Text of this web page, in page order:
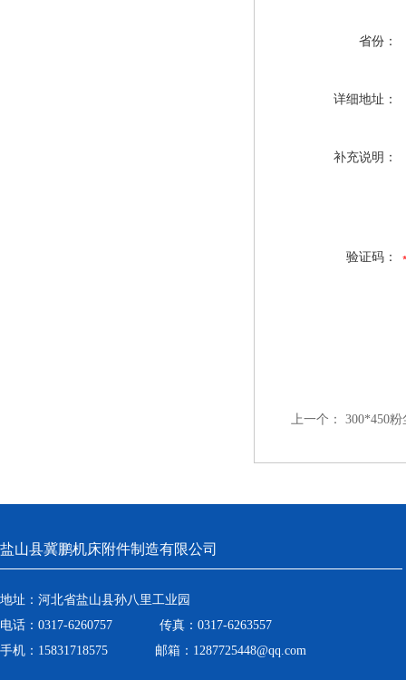
省份：
详细地址：
补充说明：
验证码：
上一个： 300*450
盐山县冀鹏机床附件制造有限公司
地址：河北省盐山县孙八里工业园
电话：0317-6260757 传真：0317-6263557
手机：15831718575 邮箱：1287725448@qq.com